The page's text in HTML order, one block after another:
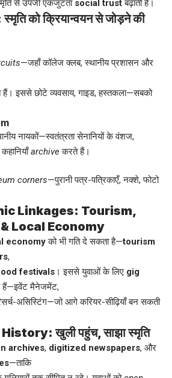
से उपजी एकजुटता social trustबढ़ाती है।
को क्रियान्वयन से जोड़ने की
—जहाँ कॉलेज क्लब, स्थानीय प्रशासन और
हैं। इससे छोटे व्यवसाय, गाइड, हस्तकला—सबको
नायकों—स्वतंत्रता सेनानियों के वंशज,
archiveकरते हैं।
corners—पुरानी पत्र-पत्रिकाएँ, नक्शे, फोटो
Linkages: Tourism,
Local Economy
economyको भी गति दे सकता है—tourism
,
festivals । इससे युवाओं के लिए gig
हैं—इवेंट मैनेजमेंट,
असिस्टिंग—जो आगे करियर-सीढ़ियाँ बन सकती
खुली पहुंच, साझा स्मृति
archives, digitized newspapers, और
—ताकि